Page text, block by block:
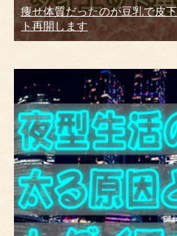
痩せ体質だったのが豆乳で皮
ト再開します